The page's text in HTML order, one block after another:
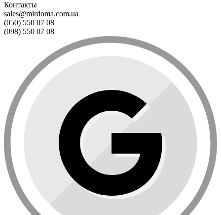
Контакты
sales@mirdoma.com.ua
(050) 550 07 08
(098) 550 07 08